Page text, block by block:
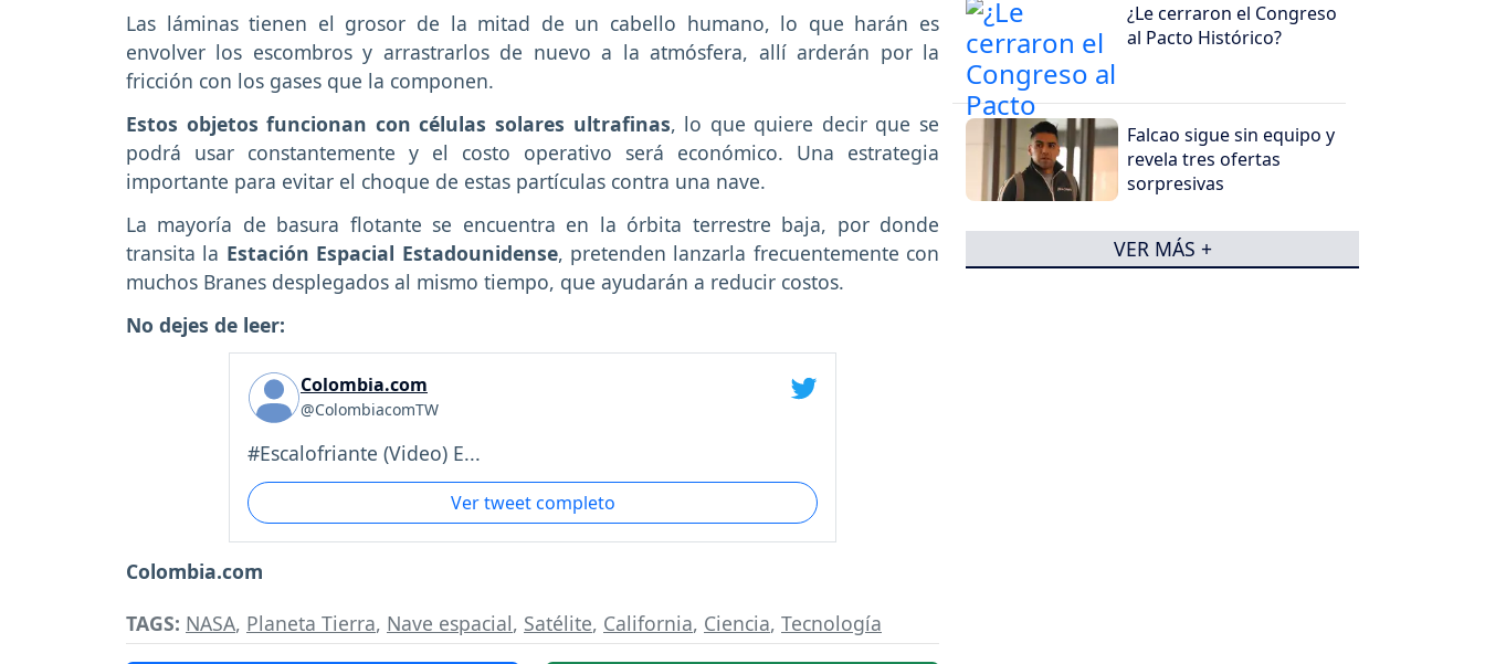
Las láminas tienen el grosor de la mitad de un cabello humano, lo que harán es
envolver los escombros y arrastrarlos de nuevo a la atmósfera, allí arderán por la
fricción con los gases que la componen.
Estos objetos funcionan con células solares ultrafinas, lo que quiere decir que se
podrá usar constantemente y el costo operativo será económico. Una estrategia
importante para evitar el choque de estas partículas contra una nave.
La mayoría de basura flotante se encuentra en la órbita terrestre baja, por donde
transita la Estación Espacial Estadounidense, pretenden lanzarla frecuentemente con
muchos Branes desplegados al mismo tiempo, que ayudarán a reducir costos.
No dejes de leer:
Colombia.com
@ColombiacomTW
#Escalofriante (Video) E...
Ver tweet completo
Colombia.com
TAGS: NASA, Planeta Tierra, Nave espacial, Satélite, California, Ciencia, Tecnología
¿Le cerraron el Congreso
al Pacto Histórico?
Falcao sigue sin equipo y
revela tres ofertas
sorpresivas
VER MÁS +